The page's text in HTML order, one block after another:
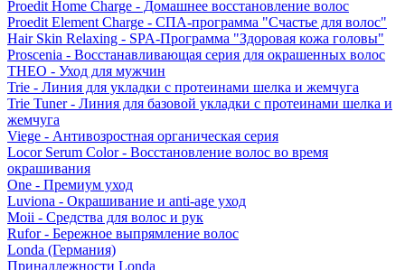
Proedit Home Charge - Домашнее восстановление волос
Proedit Element Charge - СПА-программа "Счастье для волос"
Hair Skin Relaxing - SPA-Программа "Здоровая кожа головы"
Proscenia - Восстанавливающая серия для окрашенных волос
THEO - Уход для мужчин
Trie - Линия для укладки с протеинами шелка и жемчуга
Trie Tuner - Линия для базовой укладки с протеинами шелка и
жемчуга
Viege - Антивозростная органическая серия
Locor Serum Color - Восстановление волос во время
окрашивания
One - Премиум уход
Luviona - Окрашивание и anti-age уход
Moii - Средства для волос и рук
Rufor - Бережное выпрямление волос
Londa (Германия)
Принадлежности Londa